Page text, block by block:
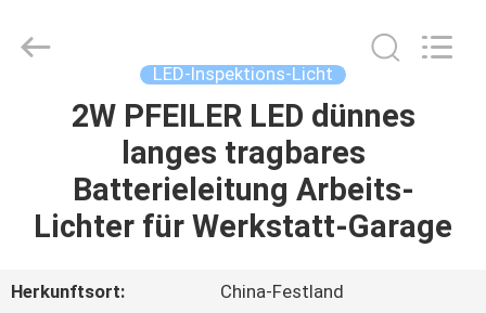
PRODUKTE
VIDEOS
Trade
LED-Inspektions-Licht
2W PFEILER LED dünnes
langes tragbares
Batterieleitung Arbeits-
Lichter für Werkstatt-Garage
Herkunftsort:
China-Festland